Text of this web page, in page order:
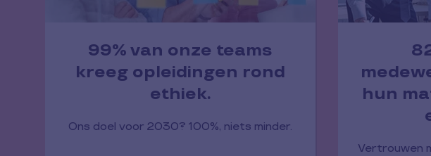
99% van onze teams
kreeg opleidingen rond
ethiek.
Ons doel voor 2030? 100%, niets minder.
hun
Vertrouwen